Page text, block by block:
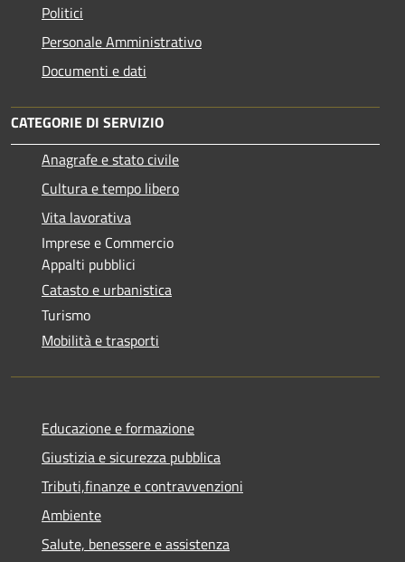
Politici
Personale Amministrativo
Documenti e dati
CATEGORIE DI SERVIZIO
Anagrafe e stato civile
Cultura e tempo libero
Vita lavorativa
Imprese e Commercio
Appalti pubblici
Catasto e urbanistica
Turismo
Mobilità e trasporti
Educazione e formazione
Giustizia e sicurezza pubblica
Tributi,finanze e contravvenzioni
Ambiente
Salute, benessere e assistenza